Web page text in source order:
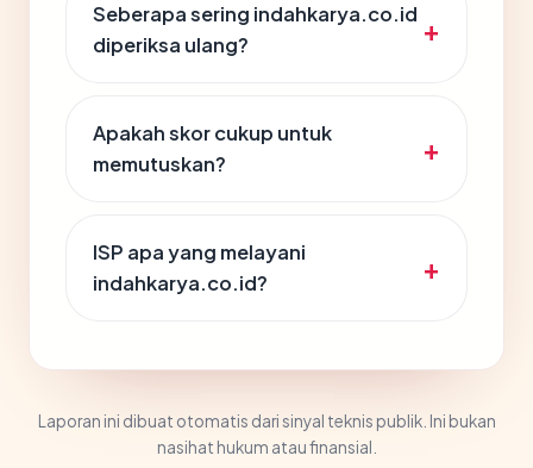
Seberapa sering indahkarya.co.id
diperiksa ulang?
Apakah skor cukup untuk
memutuskan?
ISP apa yang melayani
indahkarya.co.id?
Laporan ini dibuat otomatis dari sinyal teknis publik. Ini bukan
nasihat hukum atau finansial.